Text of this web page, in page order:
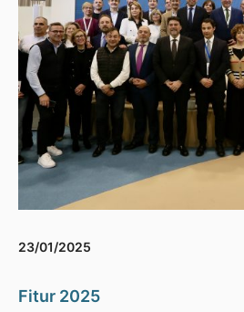
23/01/2025
Fitur 2025